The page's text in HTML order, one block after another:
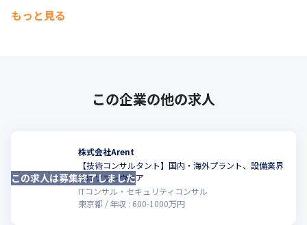
もっと見る
この企業の他の求人
株式会社Arent
【技術コンサルタント】国内・海外プラント、設備業界
向けソフトウェア
ITコンサル・セキュリティコンサル
東京都
年収 : 600-1000万円
この求人は募集終了しました